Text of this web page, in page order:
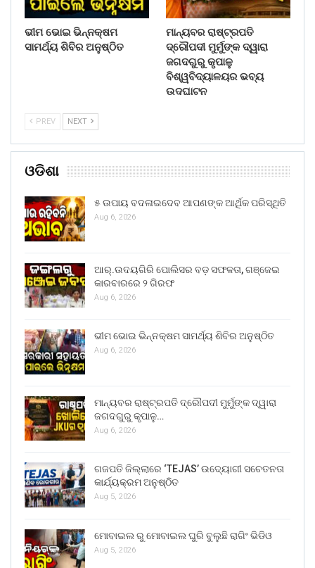
ଭୀମ ଭୋଇ ଭିନ୍ନକ୍ଷମ
ସାମର୍ଥ୍ୟ ଶିବିର ଅନୁଷ୍ଠିତ
ମାନ୍ୟବର ରାଷ୍ଟ୍ରପତି
ଦ୍ରୌପଦୀ ମୁର୍ମୁଙ୍କ ଦ୍ୱାରା
ଜଗଦଗୁରୁ କୃପାଳୁ
ବିଶ୍ୱବିଦ୍ୟାଳୟର ଭବ୍ୟ
ଉଦଘାଟନ
PREV NEXT
ଓଡିଶା
୫ ଉପାୟ ବଦଳାଇଦେବ ଆପଣଙ୍କ ଆର୍ଥିକ ପରିସ୍ଥିତି
Aug 6, 2026
ଆର୍.ଉଦୟଗିରି ପୋଲିସର ବଡ଼ ସଫଳତା, ଗଞ୍ଜେଇ
କାରବାରରେ ୨ ଗିରଫ
Aug 6, 2026
ଭୀମ ଭୋଇ ଭିନ୍ନକ୍ଷମ ସାମର୍ଥ୍ୟ ଶିବିର ଅନୁଷ୍ଠିତ
Aug 6, 2026
ମାନ୍ୟବର ରାଷ୍ଟ୍ରପତି ଦ୍ରୌପଦୀ ମୁର୍ମୁଙ୍କ ଦ୍ୱାରା
ଜଗଦଗୁରୁ କୃପାଳୁ…
Aug 6, 2026
ଗଜପତି ଜିଲ୍ଲାରେ ‘TEJAS’ ଉଦ୍ୟୋଗୀ ସଚେତନତା
କାର୍ଯ୍ୟକ୍ରମ ଅନୁଷ୍ଠିତ
Aug 5, 2026
ମୋବାଇଲ ରୁ ମୋବାଇଲ ଘୁରି ବୁଲୁଛି ରାଗିଂ ଭିଡିଓ
Aug 5, 2026